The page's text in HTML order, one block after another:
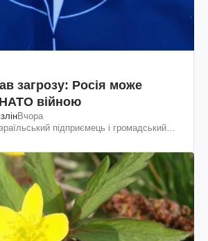
загрозу: Росія може
війною
Вчора
підприємець і громадський